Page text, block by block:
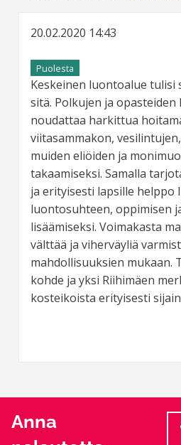
20.02.2020 14:43
Puolesta
Keskeinen luontoalue tulisi
sitä. Polkujen ja opasteiden
noudattaa harkittua
viitasammakon,
muiden eliöiden ja
takaamiseksi. Samalla
ja erityisesti lapsille helppo
luontosuhteen, oppimisen
lisäämiseksi. Voimakasta
välttää ja viherväyliä
mahdollisuuksien mukaan.
kohde ja yksi Riihimäen
kosteikoista erityisesti
Anna